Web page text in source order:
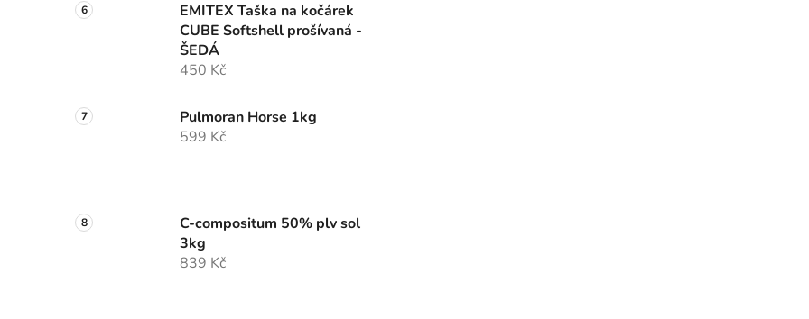
EMITEX Taška na kočárek
CUBE Softshell prošívaná -
ŠEDÁ
450 Kč
Pulmoran Horse 1kg
599 Kč
C-compositum 50% plv sol
3kg
839 Kč